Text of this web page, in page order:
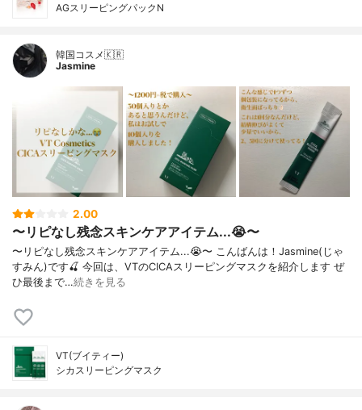
AGスリーピングパックN
韓国コスメ🇰🇷
Jasmine
2.00
〜リピなし残念スキンケアアイテム...😭〜
〜リピなし残念スキンケアアイテム...😭〜 こんばんは！Jasmine(じゃ
すみん)です🍒 今回は、VTのCICAスリーピングマスクを紹介します ぜ
ひ最後まで…続きを見る
VT(ブイティー)
シカスリーピングマスク